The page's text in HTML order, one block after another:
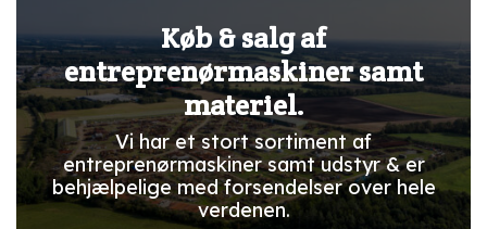
Køb & salg af
entreprenørmaskiner samt
materiel.
Vi har et stort sortiment af
entreprenørmaskiner samt udstyr & er
behjælpelige med forsendelser over hele
verdenen.